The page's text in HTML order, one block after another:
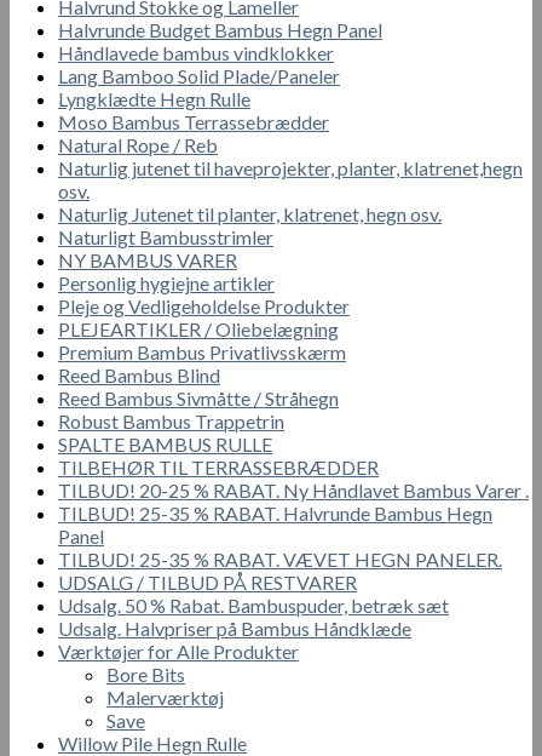
Halvrund Stokke og Lameller
Halvrunde Budget Bambus Hegn Panel
Håndlavede bambus vindklokker
Lang Bamboo Solid Plade/Paneler
Lyngklædte Hegn Rulle
Moso Bambus Terrassebrædder
Natural Rope / Reb
Naturlig jutenet til haveprojekter, planter, klatrenet,hegn
osv.
Naturlig Jutenet til planter, klatrenet, hegn osv.
Naturligt Bambusstrimler
NY BAMBUS VARER
Personlig hygiejne artikler
Pleje og Vedligeholdelse Produkter
PLEJEARTIKLER / Oliebelægning
Premium Bambus Privatlivsskærm
Reed Bambus Blind
Reed Bambus Sivmåtte / Stråhegn
Robust Bambus Trappetrin
SPALTE BAMBUS RULLE
TILBEHØR TIL TERRASSEBRÆDDER
TILBUD! 20-25 % RABAT. Ny Håndlavet Bambus Varer .
TILBUD! 25-35 % RABAT. Halvrunde Bambus Hegn
Panel
TILBUD! 25-35 % RABAT. VÆVET HEGN PANELER.
UDSALG / TILBUD PÅ RESTVARER
Udsalg. 50 % Rabat. Bambuspuder, betræk sæt
Udsalg. Halvpriser på Bambus Håndklæde
Værktøjer for Alle Produkter
Bore Bits
Malerværktøj
Save
Willow Pile Hegn Rulle